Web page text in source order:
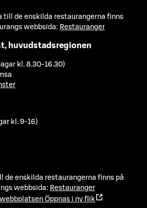
till de enskilda restaurangerna finns
webbsida: Restauranger
huvudstadsregionen
kl. 8.30-16.30)
kl. 9-16)
de enskilda restaurangerna finns på
webbsida: Restauranger
Öppnas i ny flik